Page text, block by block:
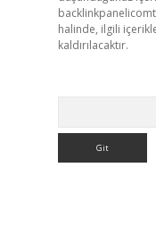
halinde, ilgili
kaldırılacaktır.